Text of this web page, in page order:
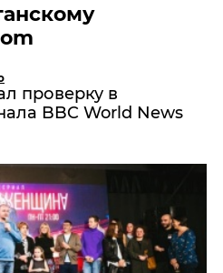
проверку в
BBC World News